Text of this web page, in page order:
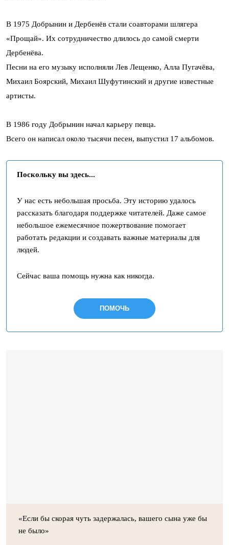
В 1975 Добрынин и Дербенёв стали соавторами шлягера
«Прощай». Их сотрудничество длилось до самой смерти
Дербенёва.
Песни на его музыку исполняли Лев Лещенко, Алла Пугачёва,
Михаил Боярский, Михаил Шуфутинский и другие известные
артисты.
В 1986 году Добрынин начал карьеру певца.
Всего он написал около тысячи песен, выпустил 17 альбомов.
Поскольку вы здесь...
У нас есть небольшая просьба. Эту историю удалось
рассказать благодаря поддержке читателей. Даже самое
небольшое ежемесячное пожертвование помогает
работать редакции и создавать важные материалы для
людей.
Сейчас ваша помощь нужна как никогда.
ПОМОЧЬ
«Если бы скорая чуть задержалась, вашего сына уже бы
не было»